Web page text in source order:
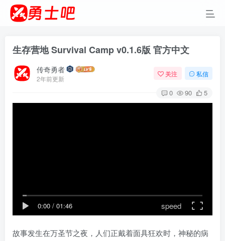
生存营地 Survival Camp v0.1.6版 官方中文
传奇勇者
2年前更新
关注 私信
0 90 5
0:00 / 01:46 speed
故事发生在万圣节之夜，人们正戴着面具狂欢时，神秘的病